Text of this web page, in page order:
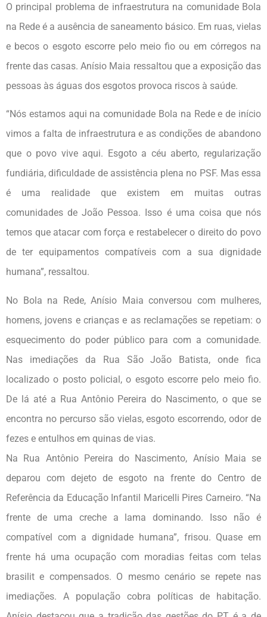
O principal problema de infraestrutura na comunidade Bola
na Rede é a ausência de saneamento básico. Em ruas, vielas
e becos o esgoto escorre pelo meio fio ou em córregos na
frente das casas. Anísio Maia ressaltou que a exposição das
pessoas às águas dos esgotos provoca riscos à saúde.
“Nós estamos aqui na comunidade Bola na Rede e de início
vimos a falta de infraestrutura e as condições de abandono
que o povo vive aqui. Esgoto a céu aberto, regularização
fundiária, dificuldade de assistência plena no PSF. Mas essa
é uma realidade que existem em muitas outras
comunidades de João Pessoa. Isso é uma coisa que nós
temos que atacar com força e restabelecer o direito do povo
de ter equipamentos compatíveis com a sua dignidade
humana”, ressaltou.
No Bola na Rede, Anísio Maia conversou com mulheres,
homens, jovens e crianças e as reclamações se repetiam: o
esquecimento do poder público para com a comunidade.
Nas imediações da Rua São João Batista, onde fica
localizado o posto policial, o esgoto escorre pelo meio fio.
De lá até a Rua Antônio Pereira do Nascimento, o que se
encontra no percurso são vielas, esgoto escorrendo, odor de
fezes e entulhos em quinas de vias.
Na Rua Antônio Pereira do Nascimento, Anísio Maia se
deparou com dejeto de esgoto na frente do Centro de
Referência da Educação Infantil Maricelli Pires Carneiro. “Na
frente de uma creche a lama dominando. Isso não é
compatível com a dignidade humana”, frisou. Quase em
frente há uma ocupação com moradias feitas com telas
brasilit e compensados. O mesmo cenário se repete nas
imediações. A população cobra políticas de habitação.